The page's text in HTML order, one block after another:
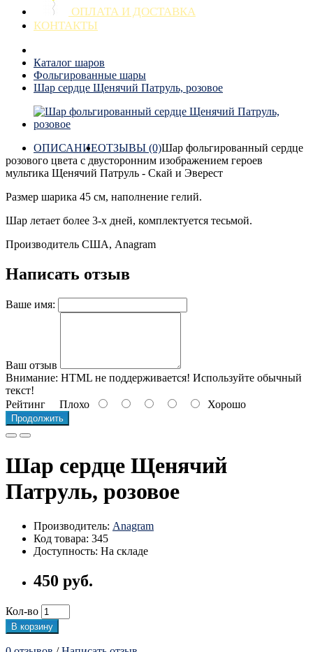
ОПЛАТА И ДОСТАВКА
КОНТАКТЫ
Каталог шаров
Фольгированные шары
Шар сердце Щенячий Патруль, розовое
ОПИСАНИЕОТЗЫВЫ (0)Шар фольгированный сердце
розового цвета с двусторонним изображением героев
мультика Щенячий Патруль - Скай и Эверест
Размер шарика 45 см, наполнение гелий.
Шар летает более 3-х дней, комплектуется тесьмой.
Производитель США, Anagram
Написать отзыв
Ваше имя:
Ваш отзыв
Внимание: HTML не поддерживается! Используйте обычный
текст!
Рейтинг Плохо Хорошо
Продолжить
Шар сердце Щенячий
Патруль, розовое
Производитель: Anagram
Код товара: 345
Доступность: На складе
450 руб.
Кол-во
В корзину